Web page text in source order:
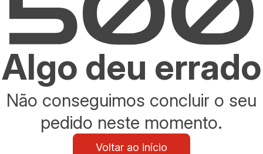
Algo deu errado
Não conseguimos concluir o seu
pedido neste momento.
Voltar ao início